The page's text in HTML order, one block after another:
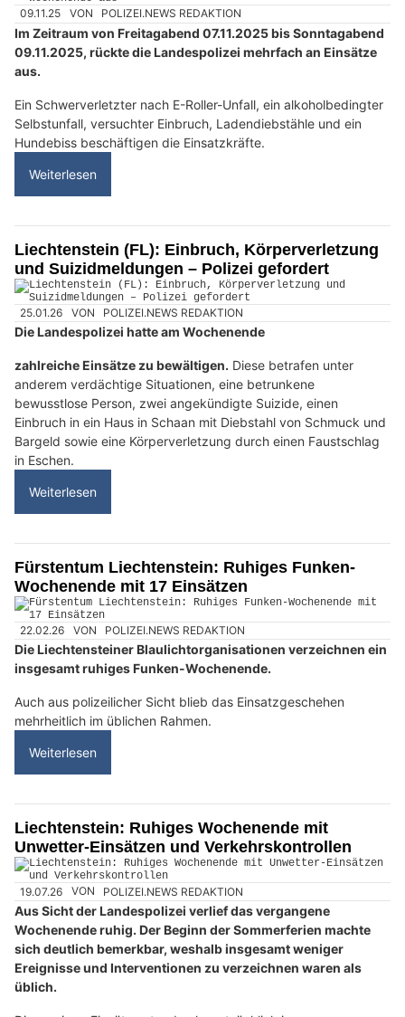
09.11.25 VON POLIZEI.NEWS REDAKTION
Im Zeitraum von Freitagabend 07.11.2025 bis Sonntagabend
09.11.2025, rückte die Landespolizei mehrfach an Einsätze
aus.
Ein Schwerverletzter nach E-Roller-Unfall, ein alkoholbedingter
Selbstunfall, versuchter Einbruch, Ladendiebstähle und ein
Hundebiss beschäftigen die Einsatzkräfte.
Weiterlesen
Liechtenstein (FL): Einbruch, Körperverletzung
und Suizidmeldungen – Polizei gefordert
25.01.26 VON POLIZEI.NEWS REDAKTION
Die Landespolizei hatte am Wochenende
zahlreiche Einsätze zu bewältigen. Diese betrafen unter
anderem verdächtige Situationen, eine betrunkene
bewusstlose Person, zwei angekündigte Suizide, einen
Einbruch in ein Haus in Schaan mit Diebstahl von Schmuck und
Bargeld sowie eine Körperverletzung durch einen Faustschlag
in Eschen.
Weiterlesen
Fürstentum Liechtenstein: Ruhiges Funken-
Wochenende mit 17 Einsätzen
22.02.26 VON POLIZEI.NEWS REDAKTION
Die Liechtensteiner Blaulichtorganisationen verzeichnen ein
insgesamt ruhiges Funken-Wochenende.
Auch aus polizeilicher Sicht blieb das Einsatzgeschehen
mehrheitlich im üblichen Rahmen.
Weiterlesen
Liechtenstein: Ruhiges Wochenende mit
Unwetter-Einsätzen und Verkehrskontrollen
19.07.26 VON POLIZEI.NEWS REDAKTION
Aus Sicht der Landespolizei verlief das vergangene
Wochenende ruhig. Der Beginn der Sommerferien machte
sich deutlich bemerkbar, weshalb insgesamt weniger
Ereignisse und Interventionen zu verzeichnen waren als
üblich.